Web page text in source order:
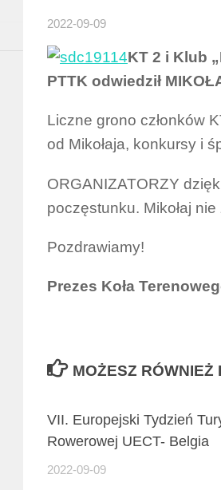
2022-09-09
KT 2 i Klub
PTTK odwiedził
Liczne grono członków
od Mikołaja, konkursy i
ORGANIZATORZY
poczęstunku. Mikołaj
Pozdrawiamy!
Prezes Koła
MOŻESZ
VII. Europejski Tydzień
Rowerowej UECT- Belgia
2022-09-09